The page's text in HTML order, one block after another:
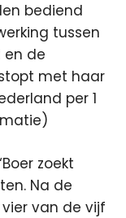
bediend
tussen
en de
met haar
per 1
zoekt
Na de
van de vijf